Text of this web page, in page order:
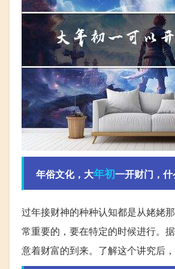
年俗文化，大年初一开财门，
过年接财神的种种认知都是从姥姥
常重要的，要在特定的时候进行。
意着财富的到来。了解这个讲究后